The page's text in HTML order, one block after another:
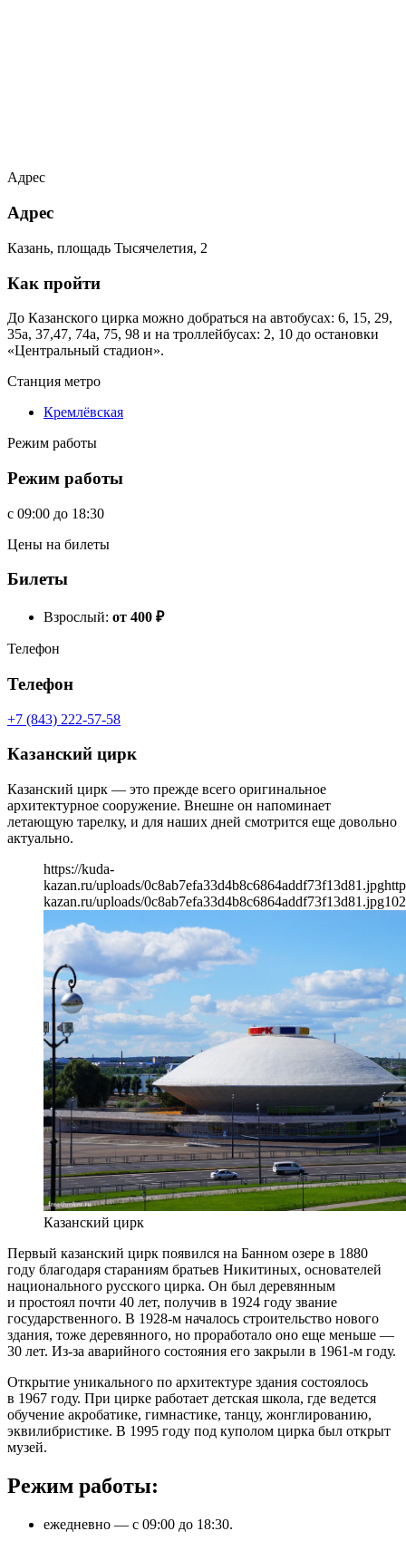
Адрес
Адрес
Казань, площадь Тысячелетия, 2
Как пройти
До Казанского цирка можно добраться на автобусах: 6, 15, 29,
35а, 37,47, 74а, 75, 98 и на троллейбусах: 2, 10 до остановки
«Центральный стадион».
Станция метро
Кремлёвская
Режим работы
Режим работы
c 09:00 до 18:30
Цены на билеты
Билеты
Взрослый: от 400 ₽
Телефон
Телефон
+7 (843) 222-57-58
Казанский цирк
Казанский цирк — это прежде всего оригинальное
архитектурное сооружение. Внешне он напоминает
летающую тарелку, и для наших дней смотрится еще довольно
актуально.
https://kuda-
kazan.ru/uploads/0c8ab7efa33d4b8c6864addf73f13d81.jpg
kazan.ru/uploads/0c8ab7efa33d4b8c6864addf73f13d81.jpg
Казанский цирк
Первый казанский цирк появился на Банном озере в 1880
году благодаря стараниям братьев Никитиных, основателей
национального русского цирка. Он был деревянным
и простоял почти 40 лет, получив в 1924 году звание
государственного. В 1928-м началось строительство нового
здания, тоже деревянного, но проработало оно еще меньше —
30 лет. Из-за аварийного состояния его закрыли в 1961-м году.
Открытие уникального по архитектуре здания состоялось
в 1967 году. При цирке работает детская школа, где ведется
обучение акробатике, гимнастике, танцу, жонглированию,
эквилибристике. В 1995 году под куполом цирка был открыт
музей.
Режим работы:
ежедневно — с 09:00 до 18:30.